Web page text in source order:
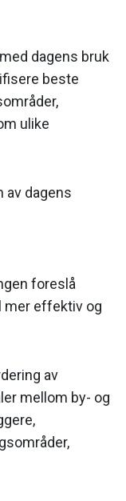
dagens bruk
beste
ulike
av dagens
foreslå
mer effektiv og
av
mellom by- og